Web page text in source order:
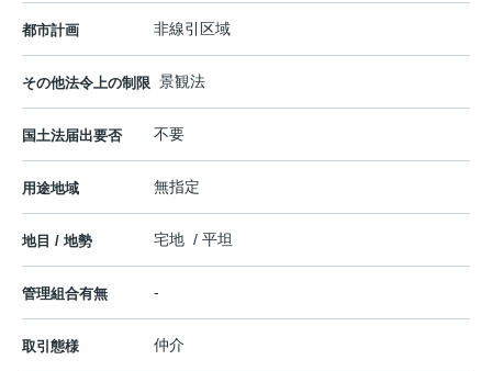
都市計画 非線引区域
その他法令上の制限 景観法
国土法届出要否 不要
用途地域 無指定
地目 / 地勢 宅地 / 平坦
管理組合有無 -
取引態様 仲介